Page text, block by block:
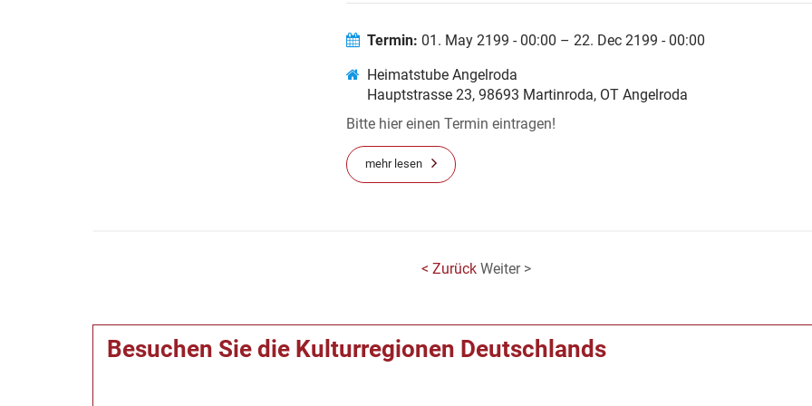
Termin: 01. May 2199 - 00:00 – 22. Dec 2199 - 00:00
Heimatstube Angelroda
Hauptstrasse 23, 98693 Martinroda, OT Angelroda
Bitte hier einen Termin eintragen!
mehr lesen
< ZurückWeiter >
Besuchen Sie die Kulturregionen Deutschlands